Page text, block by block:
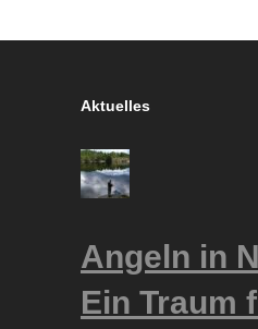
Aktuelles
Angeln in
Ein Traum